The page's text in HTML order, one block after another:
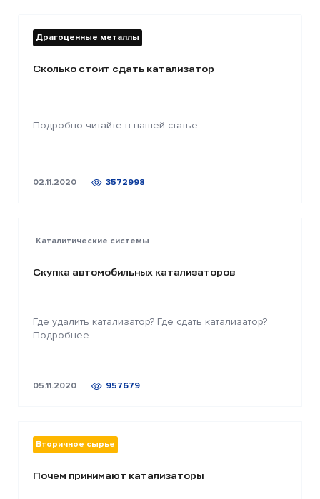
Драгоценные металлы
Сколько стоит сдать катализатор
Подробно читайте в нашей статье.
02.11.2020 3572998
Каталитические системы
Скупка автомобильных катализаторов
Где удалить катализатор? Где сдать катализатор?
Подробнее...
05.11.2020 957679
Вторичное сырье
Почем принимают катализаторы